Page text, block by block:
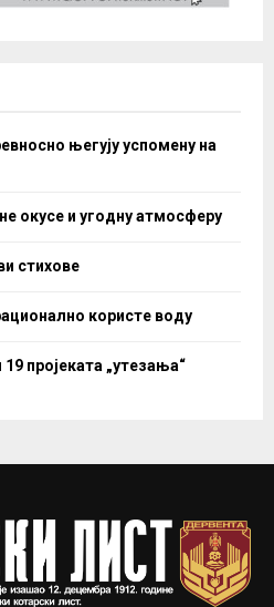
његују успомену на
окусе и угодну атмосферу
стихове
користе воду
пројеката „утезања“